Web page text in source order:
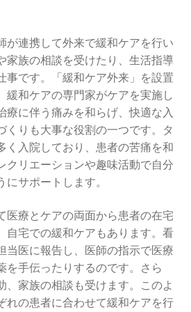
が連携して外来で緩和ケアを行い
家族の相談を受けたり、生活指導
事です。「緩和ケア外来」を設置
緩和ケアの専門家がケアを実施し
療に伴う痛みを和らげ、快適な入
くりも大事な役割の一つです。タ
く入院しており、患者の苦痛を和
クリエーションや趣味活動で自分
サポートします。
医療とケアの両面から患者の在宅
自宅での緩和ケアもあります。看
当医に報告し、医師の指示で医療
を手伝ったりするのです。さら
、家族の相談も受けます。このよ
れの患者に合わせて緩和ケアを行